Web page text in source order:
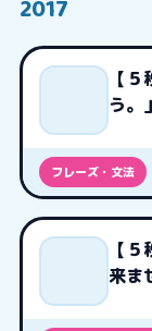
2017
【
う。」
フレーズ・文法
【
来ま